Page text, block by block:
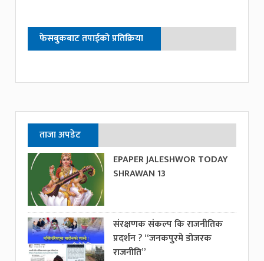
फेसबुकबाट तपाईको प्रतिक्रिया
ताजा अपडेट
EPAPER JALESHWOR TODAY
SHRAWAN 13
संरक्षणक संकल्प कि राजनीतिक
प्रदर्शन ? “जनकपुरमे डोजरक
राजनीति”